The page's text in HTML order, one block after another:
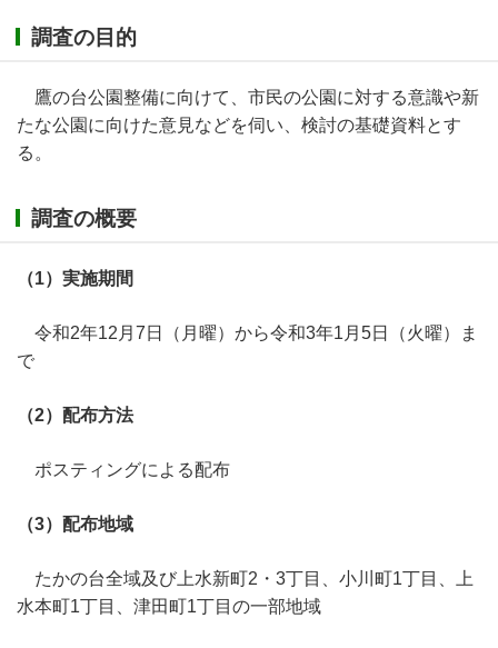
調査の目的
鷹の台公園整備に向けて、市民の公園に対する意識や新
たな公園に向けた意見などを伺い、検討の基礎資料とす
る。
調査の概要
（1）実施期間
令和2年12月7日（月曜）から令和3年1月5日（火曜）ま
で
（2）配布方法
ポスティングによる配布
（3）配布地域
たかの台全域及び上水新町2・3丁目、小川町1丁目、上
水本町1丁目、津田町1丁目の一部地域